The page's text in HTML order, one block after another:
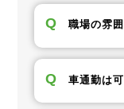
Q 職場の雰
Q 車通勤は